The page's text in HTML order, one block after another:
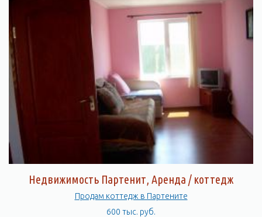
Недвижимость Партенит, Аренда / коттедж
Продам коттедж в Партените
600 тыс. руб.